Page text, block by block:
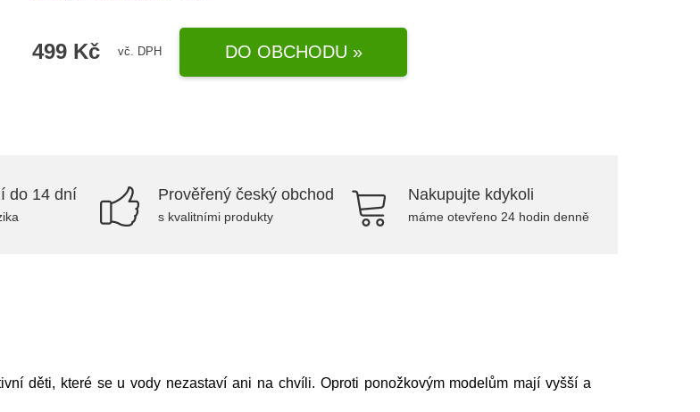
499 Kč vč. DPH DO OBCHODU »
do 14 dní Prověřený český obchod
s kvalitními produkty
Nakupujte kdykoli
máme otevřeno 24 hodin denně
děti, které se u vody nezastaví ani na chvíli. Oproti ponožkovým modelům mají vyšší a